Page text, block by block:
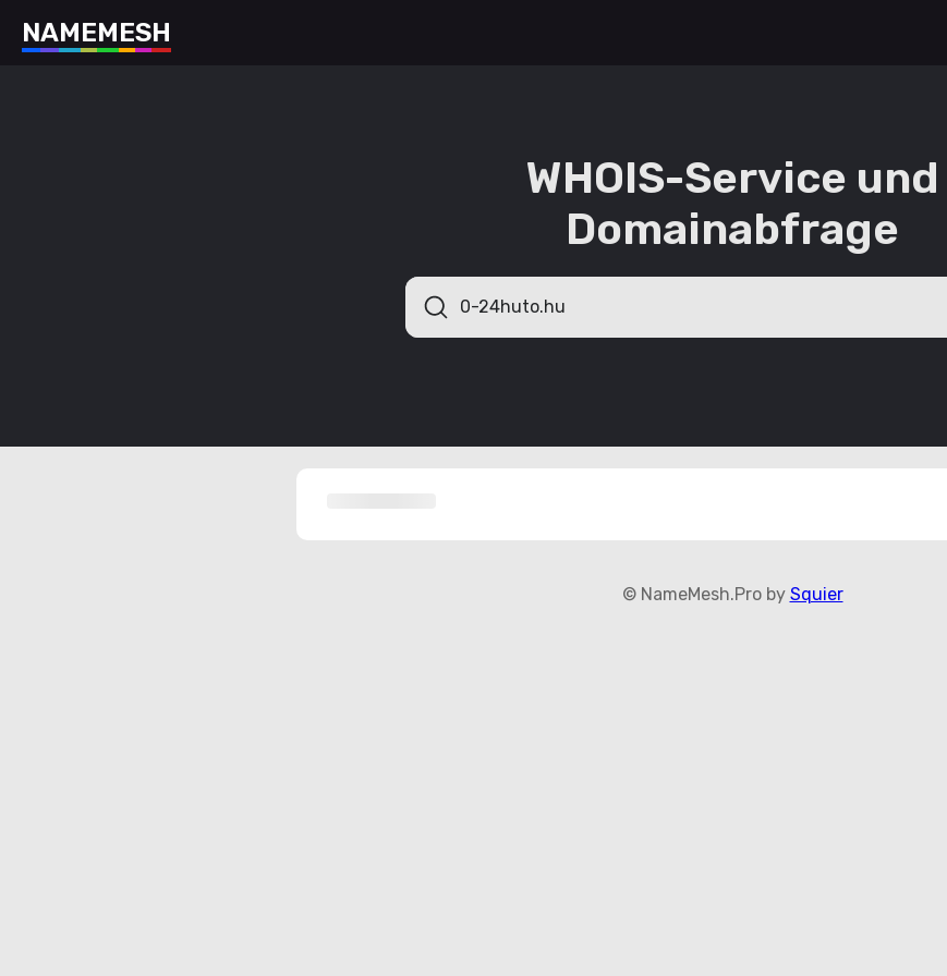
NAMEMESH
WHOIS-Service und
Domainabfrage
© NameMesh.Pro by Squier